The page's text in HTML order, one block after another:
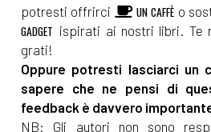
Febbraio 2022
[23]Intrecci di
2, Autori Vari:
potresti offrirci
UN CAFFÈ o
GADGET ispirati ai nostri libri. Te
grati!
Oppure potresti lasciarci un
sapere che ne pensi di
feedback è davvero
NB: Gli autori non sono